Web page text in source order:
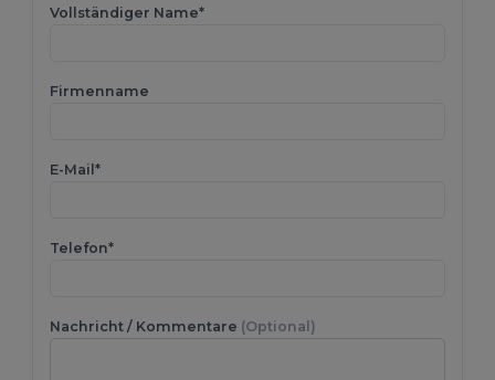
Vollständiger Name*
Firmenname
E-Mail*
Telefon*
Nachricht / Kommentare (Optional)